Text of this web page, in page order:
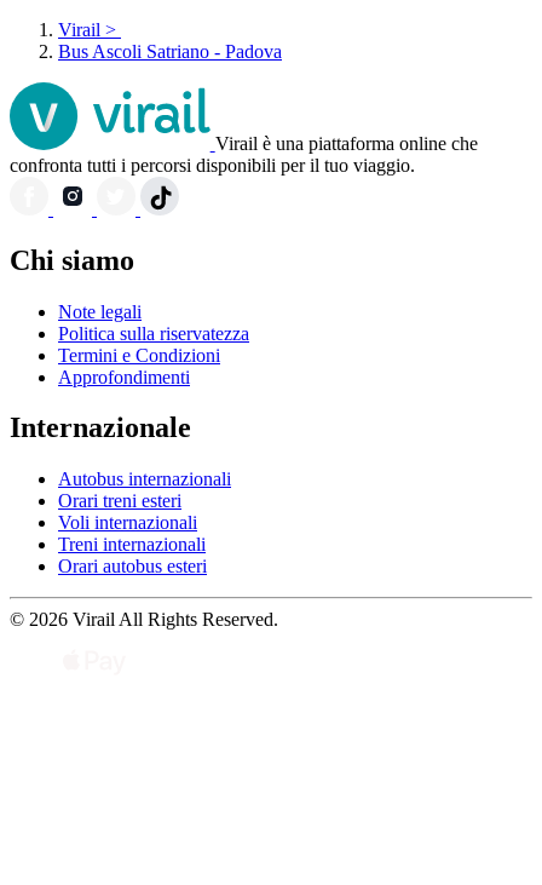
Virail >
Bus Ascoli Satriano - Padova
Virail è una piattaforma online che
confronta tutti i percorsi disponibili per il tuo viaggio.
Chi siamo
Note legali
Politica sulla riservatezza
Termini e Condizioni
Approfondimenti
Internazionale
Autobus internazionali
Orari treni esteri
Voli internazionali
Treni internazionali
Orari autobus esteri
© 2026 Virail All Rights Reserved.